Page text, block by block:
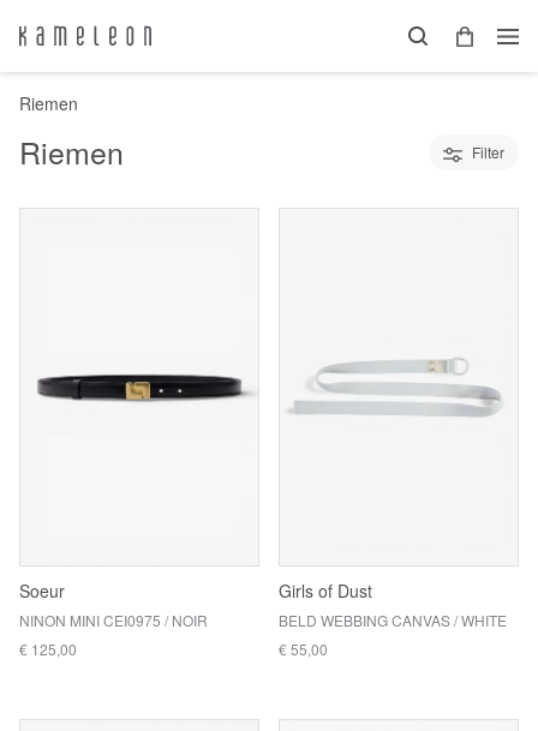
Riemen
Riemen Filter
Soeur
NINON MINI CEI0975 / NOIR
€ 125,00
Girls of Dust
BELD WEBBING CANVAS / WHITE
€ 55,00